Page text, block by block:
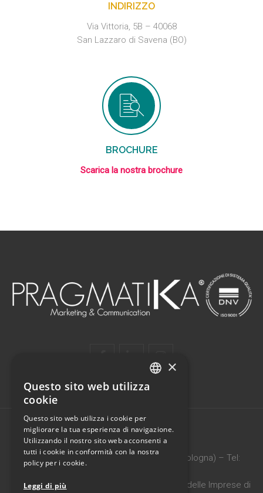
INDIRIZZO
Via Vittoria, 5B – 40068
San Lazzaro di Savena (BO)
BROCHURE
Scarica la nostra brochure
PRAGMATIKA SRL
Via Vittoria, 5 b – 40068 – San Lazzaro (Bologna) – Tel:
C.F./P.IVA: 02088551201 – Iscritta al registro delle Imprese di
×
Questo sito web utilizza
cookie
Questo sito web utilizza i cookie per
migliorare la tua esperienza di navigazione.
Utilizzando il nostro sito web acconsenti a
tutti i cookie in conformità con la nostra
policy per i cookie.
Leggi di più